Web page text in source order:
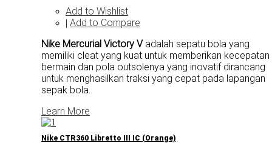
Add to Wishlist
| Add to Compare
Nike Mercurial Victory V adalah sepatu bola yang
memiliki cleat yang kuat untuk memberikan kecepatan
bermain dan pola outsolenya yang inovatif dirancang
untuk menghasilkan traksi yang cepat pada lapangan
sepak bola.
Learn More
Nike CTR360 Libretto III IC (Orange)